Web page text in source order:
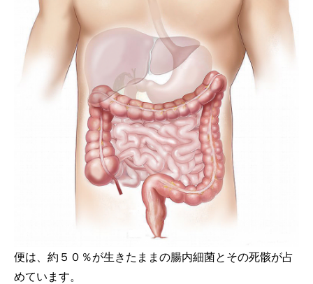
便は、約５０％が生きたままの腸内細菌とその死骸が占
めています。